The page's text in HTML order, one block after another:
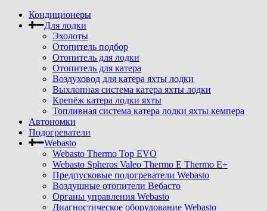
Кондиционеры
Для лодки
Эхолоты
Отопитель подбор
Отопитель для лодки
Отопитель для катера
Воздуховод для катера яхты лодки
Выхлопная система катера яхты лодки
Крепёж катера лодки яхты
Топливная система катера лодки яхты кемпера
Автономки
Подогреватели
Webasto
Webasto Thermo Top EVO
Webasto Spheros Valeo Thermo E Thermo E+
Предпусковые подогреватели Webasto
Воздушные отопители Вебасто
Органы управления Webasto
Диагностическое оборудование Webasto